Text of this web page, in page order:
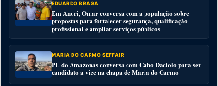
EDUARDO BRAGA
Em Anori, Omar conversa com a população sobre
propostas para fortalecer segurança, qualificação
profissional e ampliar serviços públicos
MARIA DO CARMO SEFFAIR
PL do Amazonas conversa com Cabo Daciolo para ser
candidato a vice na chapa de Maria do Carmo